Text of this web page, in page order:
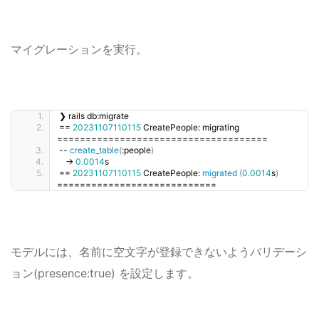
マイグレーションを実行。
❯ rails db:migrate
== 20231107110115 CreatePeople: migrating
=====================================
-- create_table(:people)
   -
0.0014s
== 20231107110115 CreatePeople: migrated (0.0014s)
============================
モデルには、名前に空文字が登録できないようバリデーシ
ョン(presence:true) を設定します。